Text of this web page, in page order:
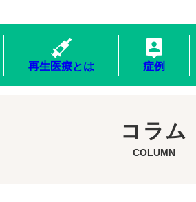
再生医療とは 症例
コラム
COLUMN